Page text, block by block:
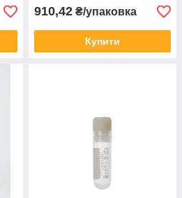
910,42 ₴/упаковка
Купити